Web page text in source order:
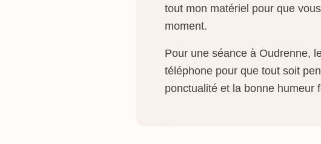
tout mon matériel pour que
moment.
Pour une séance à Oudrenne,
téléphone pour que tout soit
ponctualité et la bonne humeur